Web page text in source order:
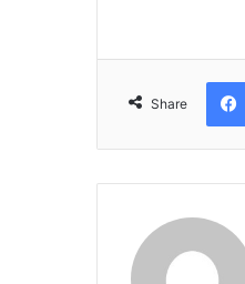
Share